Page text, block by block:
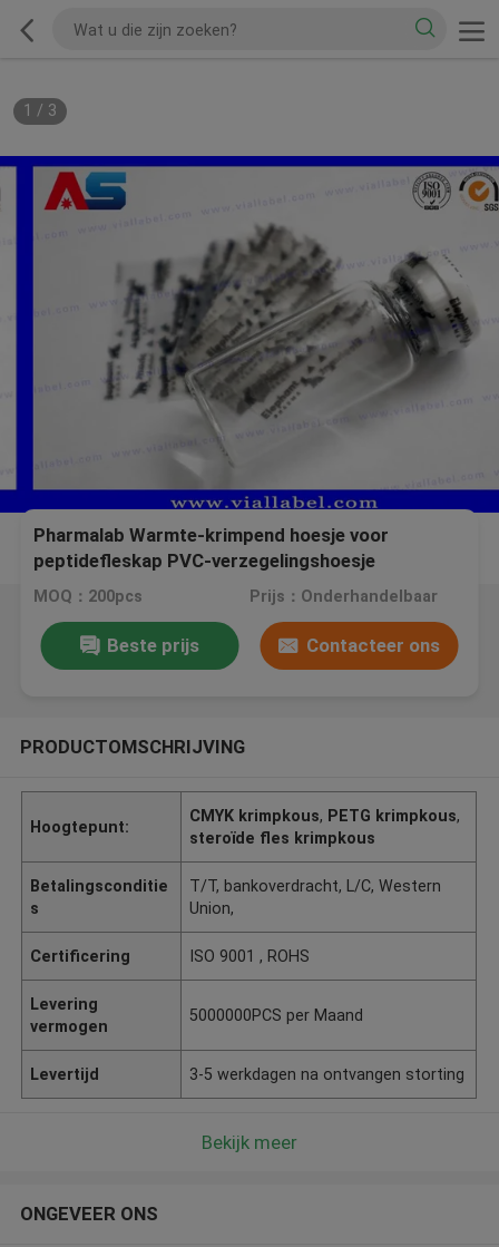
1 / 3
Pharmalab Warmte-krimpend hoesje voor
peptidefleskap PVC-verzegelingshoesje
MOQ：200pcs Prijs：Onderhandelbaar
Beste prijs Contacteer ons
PRODUCTOMSCHRIJVING
Hoogtepunt:
CMYK krimpkous, PETG krimpkous,
steroïde fles krimpkous
Betalingsconditie
s
T/T, bankoverdracht, L/C, Western
Union,
Certificering ISO 9001 , ROHS
Levering
vermogen
5000000PCS per Maand
Levertijd 3-5 werkdagen na ontvangen storting
Bekijk meer
ONGEVEER ONS